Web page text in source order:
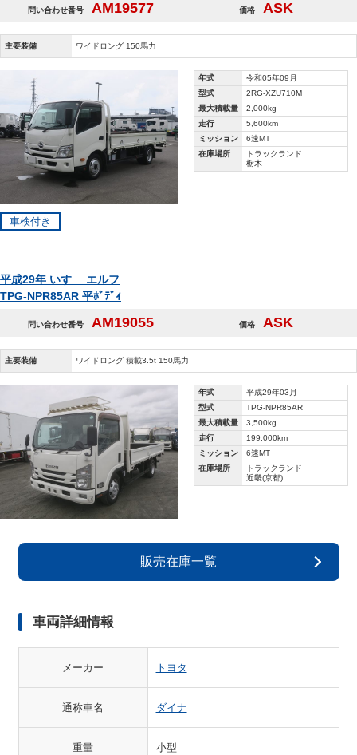
問い合わせ番号 AM19577 価格 ASK
主要装備 ワイドロング 150馬力
年式
令和05年09月
型式
2RG-XZU710M
最大積載量
2,000kg
走行
5,600km
ミッション
6速MT
在庫場所
トラックランド
栃木
車検付き
平成29年 いすゞ エルフ
TPG-NPR85AR 平ﾎﾞﾃﾞｨ
問い合わせ番号 AM19055 価格 ASK
主要装備 ワイドロング 積載3.5t 150馬力
年式
平成29年03月
型式
TPG-NPR85AR
最大積載量
3,500kg
走行
199,000km
ミッション
6速MT
在庫場所
トラックランド
近畿(京都)
販売在庫一覧
車両詳細情報
メーカー トヨタ
通称車名 ダイナ
重量 小型